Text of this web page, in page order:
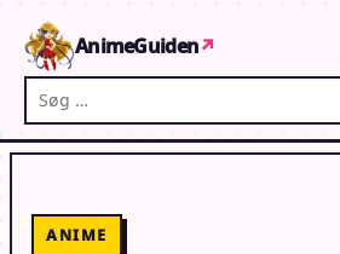
AnimeGuiden↗
Søg på AnimeGuiden
ANIME